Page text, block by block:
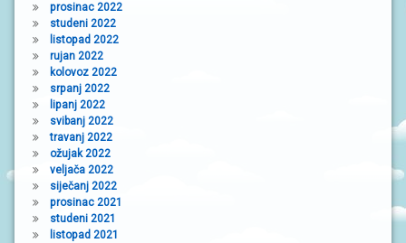
prosinac 2022
studeni 2022
listopad 2022
rujan 2022
kolovoz 2022
srpanj 2022
lipanj 2022
svibanj 2022
travanj 2022
ožujak 2022
veljača 2022
siječanj 2022
prosinac 2021
studeni 2021
listopad 2021